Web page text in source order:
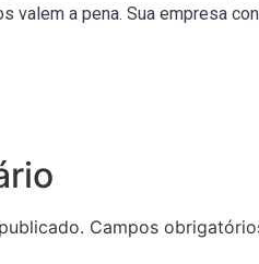
valem a pena. Sua empresa
Campos